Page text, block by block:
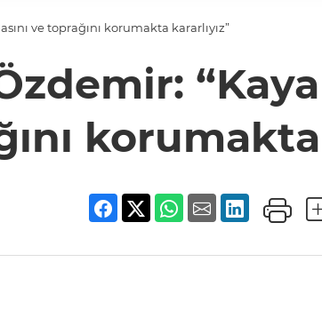
ve toprağını korumakta kararlıyız”
korumakta